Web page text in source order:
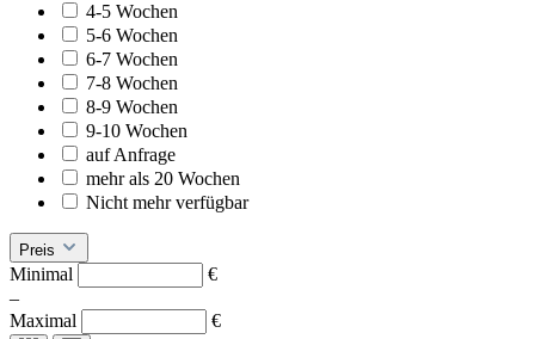
4-5 Wochen
5-6 Wochen
6-7 Wochen
7-8 Wochen
8-9 Wochen
9-10 Wochen
auf Anfrage
mehr als 20 Wochen
Nicht mehr verfügbar
Preis
Minimal
€
–
Maximal
€